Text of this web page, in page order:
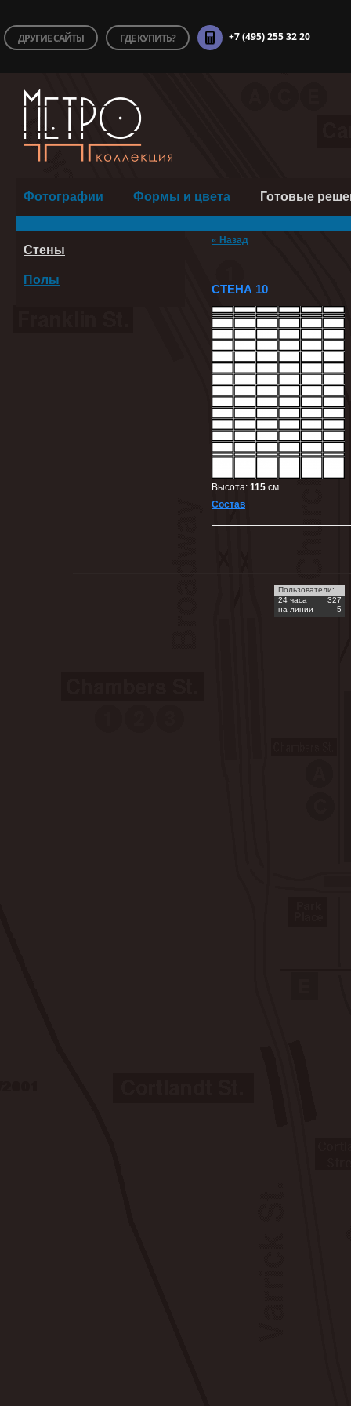
ДРУГИЕ САЙТЫ ГДЕ КУПИТЬ? +7 (495) 255 32 20
Фотографии Формы и цвета Готовые
Стены
Полы
« Назад
СТЕНА 10
Высота: 115 cм
Состав
Пользователи:
24 часа
327
на линии
5